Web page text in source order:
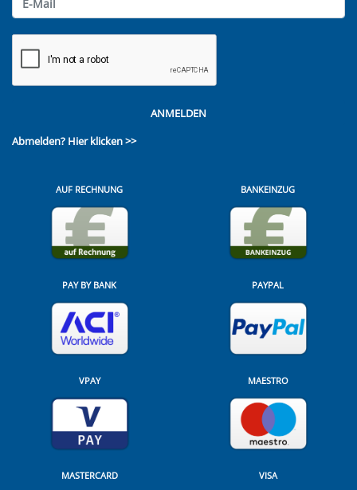
ANMELDEN
Abmelden? Hier klicken >>
AUF RECHNUNG BANKEINZUG
PAY BY BANK PAYPAL
VPAY MAESTRO
MASTERCARD VISA